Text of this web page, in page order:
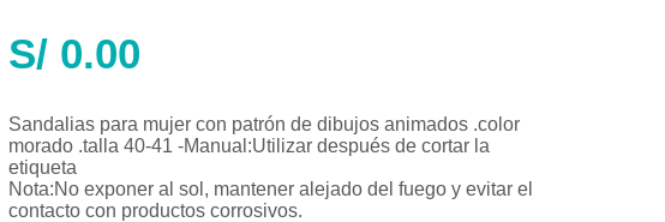
S/0.00
Sandalias para mujer con patrón de dibujos animados .color
morado .talla 40-41 -Manual:Utilizar después de cortar la
etiqueta
Nota:No exponer al sol, mantener alejado del fuego y evitar el
contacto con productos corrosivos.